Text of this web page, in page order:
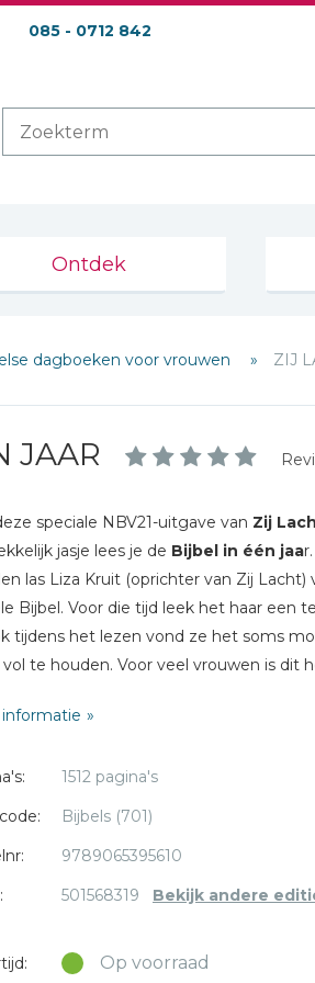
085 - 0712 842
Ontdek
dagboeken voor vrouwen ZIJ
JAAR
speciale NBV21-uitgave van Zij
jasje lees je de Bijbel in één jaa
las Liza Kruit (oprichter van Zij Lacht)
Bijbel. Voor die tijd leek het haar een
tijdens het lezen vond ze het soms
te houden. Voor veel vrouwen is dit
Daar is iets op bedacht: we doen het
stand.
door Zij Lacht, onder andere met
waarin lezeressen worden
volhoudt!
1512 pagina's
Bijbels (701)
9789065395610
501568319 Bekijk andere
Op voorraad